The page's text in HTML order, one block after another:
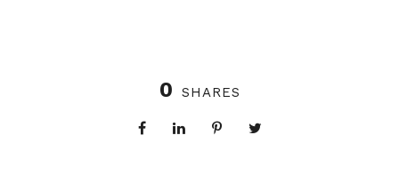
0 SHARES